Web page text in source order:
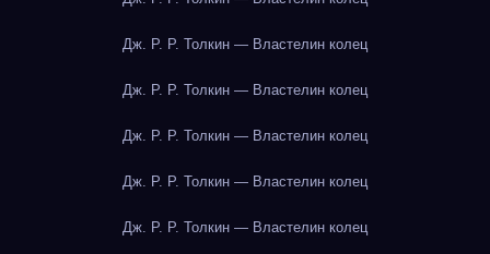
Дж. Р. Р. Толкин — Властелин колец
Дж. Р. Р. Толкин — Властелин колец
Дж. Р. Р. Толкин — Властелин колец
Дж. Р. Р. Толкин — Властелин колец
Дж. Р. Р. Толкин — Властелин колец